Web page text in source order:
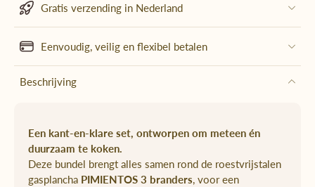
Gratis verzending in Nederland
Eenvoudig, veilig en flexibel betalen
Beschrijving
Een kant-en-klare set, ontworpen om meteen én
duurzaam te koken.
Deze bundel brengt alles samen rond de roestvrijstalen
gasplancha PIMIENTOS 3 branders, voor een